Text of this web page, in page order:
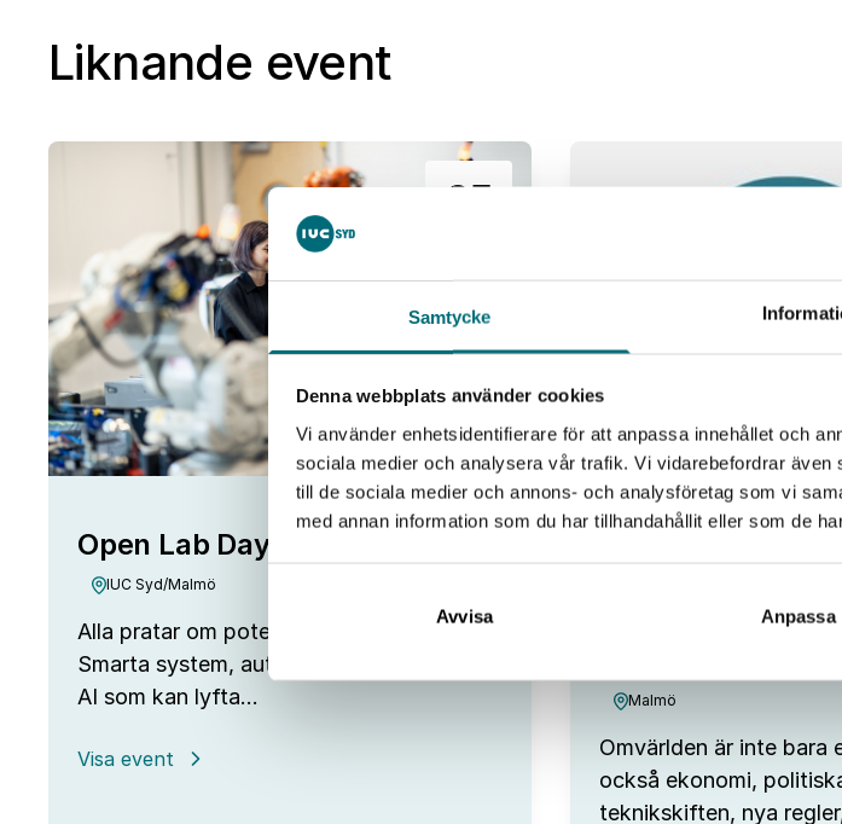
Samtycke
Denna webbplats använder cookies
Vi använder enhetsidentifierare för att anpassa innehållet och
sociala medier och analysera vår trafik. Vi vidarebefordrar
till de sociala medier och annons- och analysföretag som vi
med annan information som du har tillhandahållit eller som de
Avvisa Anpassa
Liknande event
25
Open Lab Day hos IUC Syd
IUC Syd/Malmö
Alla pratar om potentialen i ny teknik.
Smarta system, automation, robotar och
AI som kan lyfta…
Visa event
:
Fokus Tillväxt
trendspaning till
Malmö
Omvärlden är inte bara
också ekonomi,
teknikskiften, nya